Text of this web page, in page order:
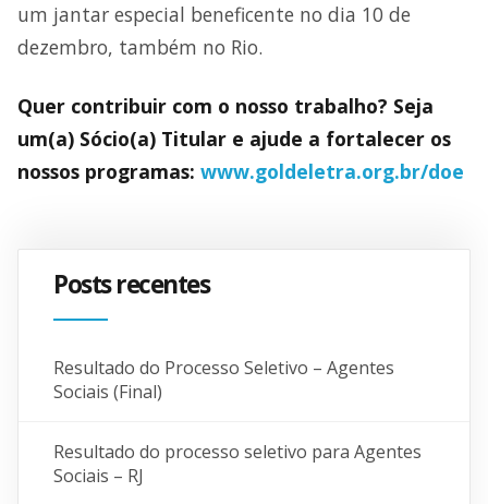
um jantar especial beneficente no dia 10 de
dezembro, também no Rio.
Quer contribuir com o nosso trabalho? Seja
um(a) Sócio(a) Titular e ajude a fortalecer os
nossos programas: www.goldeletra.org.br/doe
Posts recentes
Resultado do Processo Seletivo – Agentes
Sociais (Final)
Resultado do processo seletivo para Agentes
Sociais – RJ